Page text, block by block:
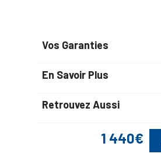
1 440€
Vos Garanties
En Savoir Plus
Retrouvez Aussi